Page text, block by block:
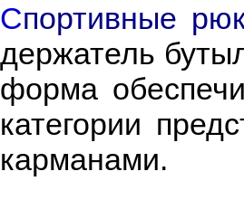
Спортивные
держатель
форма
категории
карманами.